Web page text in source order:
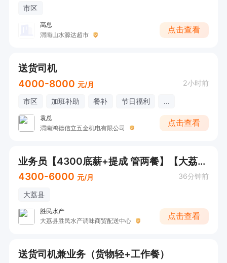
市区
高总
渭南山水源达超市
点击查看
送货司机
4000-8000 元/月 2小时前
市区 加班补助 餐补 节日福利 ...
袁总
渭南鸿德信立五金机电有限公司
点击查看
业务员【4300底薪+提成 管两餐】【大荔县城】
4300-6000 元/月 36分钟前
大荔县
胜民水产
大荔县胜民水产调味商贸配送中心
点击查看
送货司机兼业务（货物轻+工作餐）